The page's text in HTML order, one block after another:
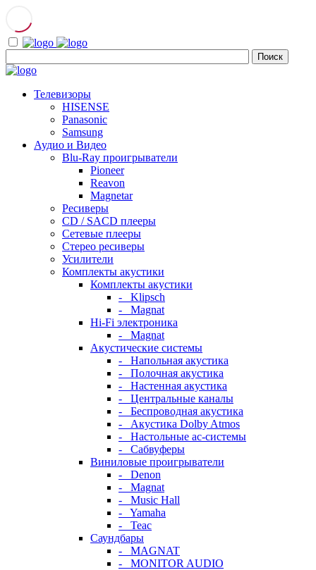
Телевизоры
HISENSE
Panasonic
Samsung
Аудио и Видео
Blu-Ray проигрыватели
Pioneer
Reavon
Magnetar
Ресиверы
CD / SACD плееры
Сетевые плееры
Стерео ресиверы
Усилители
Комплекты акустики
Комплекты акустики
- Klipsch
- Magnat
Hi-Fi электроника
- Magnat
Акустические системы
- Напольная акустика
- Полочная акустика
- Настенная акустика
- Центральные каналы
- Беспроводная акустика
- Акустика Dolby Atmos
- Настольные ас-системы
- Сабвуферы
Виниловые проигрыватели
- Denon
- Magnat
- Music Hall
- Yamaha
- Teac
Саундбары
- MAGNAT
- MONITOR AUDIO